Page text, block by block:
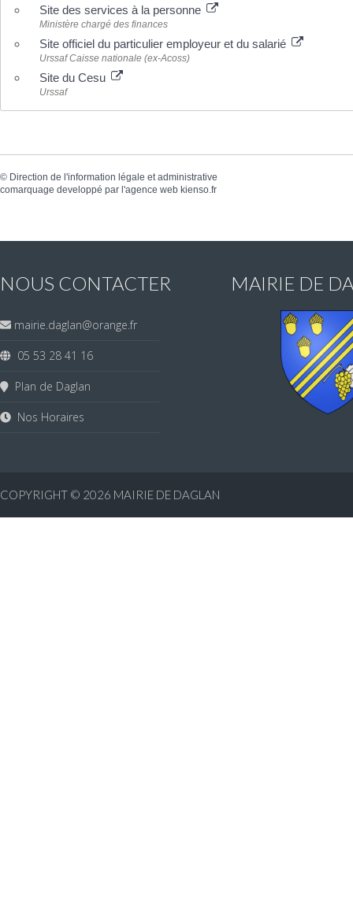
Site des services à la personne
Ministère chargé des finances
Site officiel du particulier employeur et du salarié
Urssaf Caisse nationale (ex-Acoss)
Site du Cesu
Urssaf
© Direction de l'information légale et administrative
comarquage developpé par l'agence web kienso.fr
NOUS CONTACTER
mairie.daglan@orange.fr
05 53 28 41 16
Plan de Daglan
Nos Horaires
MAIRIE DE
COPYRIGHT © 2026 MAIRIE DE DAGLAN